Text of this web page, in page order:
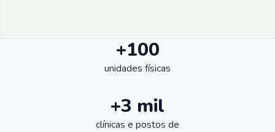
+100
unidades físicas
+3 mil
clínicas e postos de